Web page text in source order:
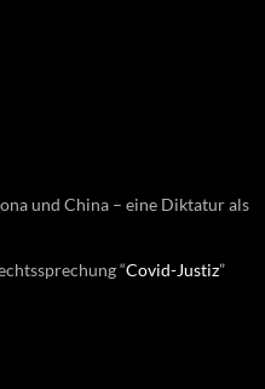
und China – eine Diktatur als
“Covid-Justiz”